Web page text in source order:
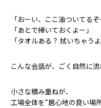
「おーい、ここ油ついてるぞ
「あとで掃いておくよー」
「タオルある？ 拭いちゃうよ
こんな会話が、ごく自然に流
小さな積み重ねが、
工場全体を“居心地の良い場